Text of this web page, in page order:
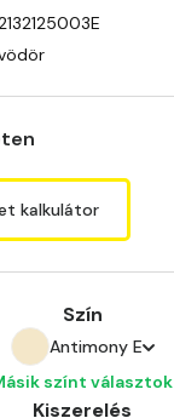
kalkulátor
Szín
Antimony E
Amber E
színt választok
Kiszerelés